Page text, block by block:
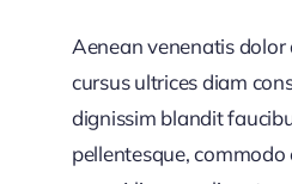
Aenean venenatis dolor
cursus ultrices diam
dignissim blandit
pellentesque,